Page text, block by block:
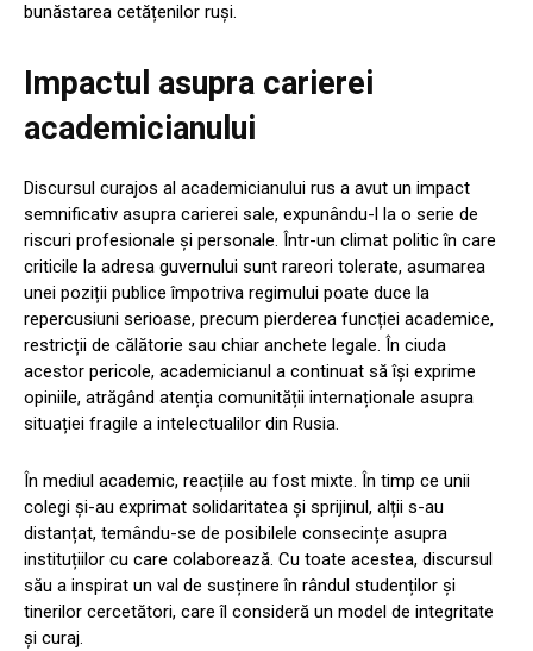
bunăstarea cetățenilor ruși.
Impactul asupra carierei
academicianului
Discursul curajos al academicianului rus a avut un impact
semnificativ asupra carierei sale, expunându-l la o serie de
riscuri profesionale și personale. Într-un climat politic în care
criticile la adresa guvernului sunt rareori tolerate, asumarea
unei poziții publice împotriva regimului poate duce la
repercusiuni serioase, precum pierderea funcției academice,
restricții de călătorie sau chiar anchete legale. În ciuda
acestor pericole, academicianul a continuat să își exprime
opiniile, atrăgând atenția comunității internaționale asupra
situației fragile a intelectualilor din Rusia.
În mediul academic, reacțiile au fost mixte. În timp ce unii
colegi și-au exprimat solidaritatea și sprijinul, alții s-au
distanțat, temându-se de posibilele consecințe asupra
instituțiilor cu care colaborează. Cu toate acestea, discursul
său a inspirat un val de susținere în rândul studenților și
tinerilor cercetători, care îl consideră un model de integritate
și curaj.